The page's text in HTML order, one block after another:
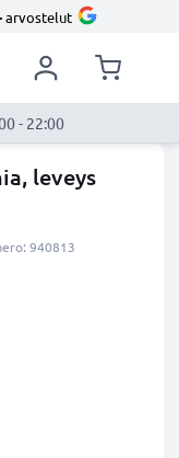
arvostelut
- 22:00
leveys
940813